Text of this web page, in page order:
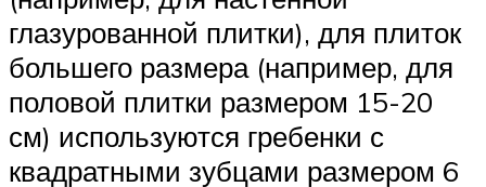
глазурованной плитки), для плиток
большего размера (например, для
половой плитки размером 15-20
см) используются гребенки с
квадратными зубцами размером 6